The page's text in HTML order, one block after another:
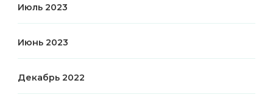
Июль 2023
Июнь 2023
Декабрь 2022